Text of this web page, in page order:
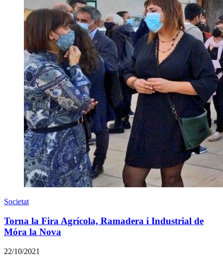
Societat
Torna la Fira Agrícola, Ramadera i Industrial de
Móra la Nova
22/10/2021